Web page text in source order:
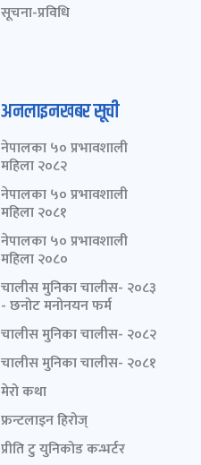
सूचना-प्रविधि
अनलाइनखबर सूची
नेपालका ५० प्रभावशाली
महिला २०८२
नेपालका ५० प्रभावशाली
महिला २०८१
नेपालका ५० प्रभावशाली
महिला २०८०
चालीस मुनिका चालीस- २०८३
- छनोट मनोनयन फर्म
चालीस मुनिका चालीस- २०८२
चालीस मुनिका चालीस- २०८१
मेरो कथा
फ्रन्टलाइन हिरोज्
प्रीति टु युनिकोड कन्भर्टर